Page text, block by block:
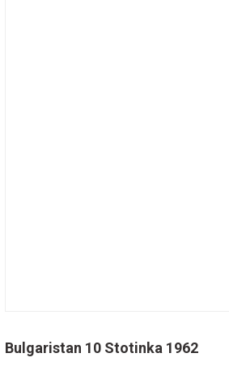
Bulgaristan 10 Stotinka 1962